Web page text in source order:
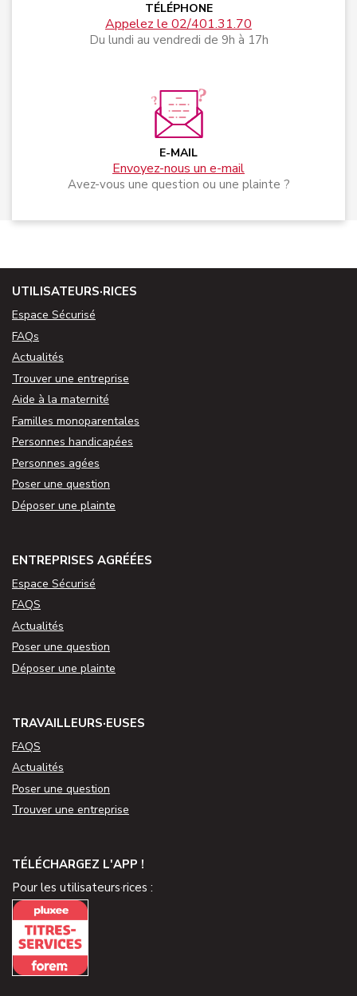
TÉLÉPHONE
Appelez le 02/401.31.70
Du lundi au vendredi de 9h à 17h
E-MAIL
Envoyez-nous un e-mail
Avez-vous une question ou une plainte ?
UTILISATEURS·RICES
Espace Sécurisé
FAQs
Actualités
Trouver une entreprise
Aide à la maternité
Familles monoparentales
Personnes handicapées
Personnes agées
Poser une question
Déposer une plainte
ENTREPRISES AGRÉÉES
Espace Sécurisé
FAQS
Actualités
Poser une question
Déposer une plainte
TRAVAILLEURS·EUSES
FAQS
Actualités
Poser une question
Trouver une entreprise
TÉLÉCHARGEZ L'APP !
Pour les utilisateurs·rices :